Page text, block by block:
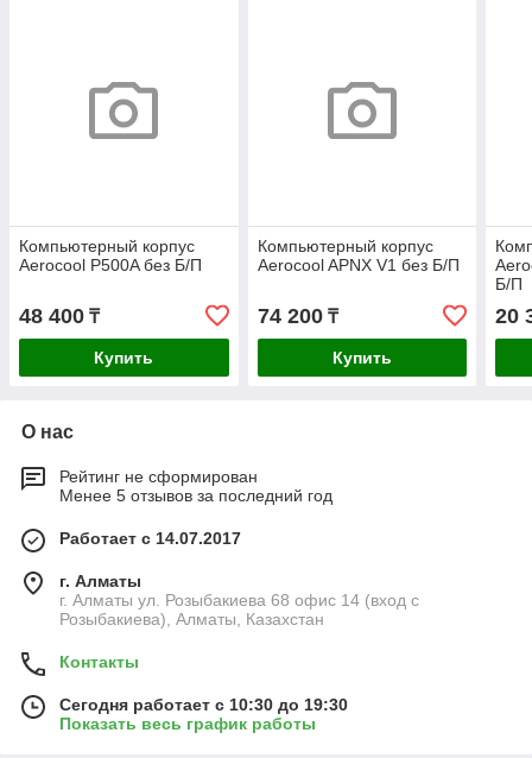
Компьютерный корпус
Aerocool P500A без Б/П
48 400 ₸
Купить
Компьютерный корпус
Aerocool APNX V1 без Б/П
74 200₸
Купить
Б/П
20
О нас
Рейтинг не сформирован
Менее 5 отзывов за последний год
Работает с 14.07.2017
г. Алматы
г. Алматы ул. Розыбакиева 68 офис 14 (вход с
Розыбакиева), Алматы, Казахстан
Контакты
Сегодня работает с 10:30 до 19:30
Показать весь график работы